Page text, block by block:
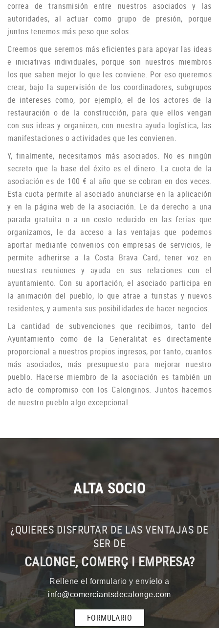
correa de transmisión entre nuestros asociados y las
autoridades, al actuar como grupo de presión, porque
juntos tenemos más peso que solos.
Creemos que seremos más eficientes para apoyar las ideas
e iniciativas individuales, porque son nuestros miembros
los que saben mejor lo que les conviene. Por eso queremos
crear, bajo la supervisión de los coordinadores, subgrupos
de intereses como, por ejemplo, el de los actores de la
restauración o de la construcción, para que ellos vengan
con sus ideas y organicen, con nuestra ayuda logística, las
manifestaciones o actividades que les convienen.
Y, finalmente, necesitamos más asociados. No es ningún
secreto que la base del éxito es el dinero. La cuota de la
asociación es de 100 € al año que se cobran en dos veces.
Esta cuota permite al asociado anunciarse en la aplicación
y en la página web de la asociación. Le da derecho a una
parada gratuita o a un costo reducido en las ferias que
organizamos, le da acceso a las ventajas que podemos
aportar mediante convenios con empresas de servicios, le
permite adherirse a la Costa Brava Card, tener voz en
nuestras reuniones y ayuda en sus relaciones con el
ayuntamiento. Con su aportación, el asociado participa en
la animación del pueblo, lo que atrae a turistas y nuevos
residentes, y aumenta sus posibilidades de hacer negocios.
La cantidad de subvenciones que recibimos, tanto del
Ayuntamiento como de la Generalitat es directamente
proporcional a nuestros propios ingresos, por tanto, cuantos
más asociados, más presupuesto para mejorar nuestro
pueblo. Hacerse miembro de la asociación es también un
acto de compromiso con los Calonginos.Juntos hacemos
de nuestro pueblo algo excepcional.
ALTA SOCIO
¿QUIERES DISFRUTAR DE LAS VENTAJAS DE
SER DE
CALONGE, COMERÇ I EMPRESA?
Rellene el formulario y envíelo a
info@comerciantsdecalonge.com
FORMULARIO